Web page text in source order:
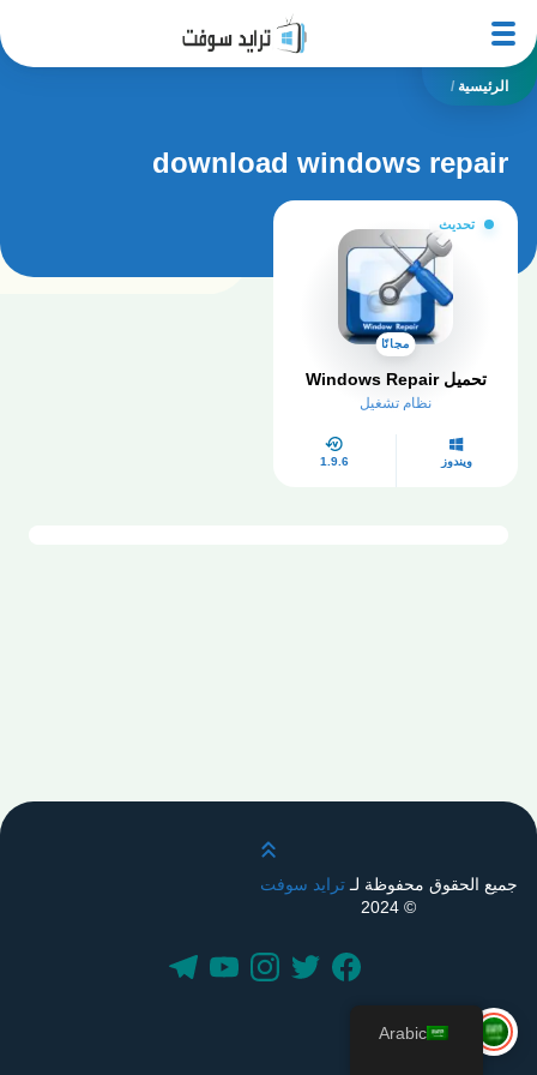
الرئيسية /
download windows repair
تحديث
مجانًا
تحميل Windows Repair
نظام تشغيل
ويندوز 1.9.6
قم بالتمرير لأعلى
جميع الحقوق محفوظة لـترايد سوفت
© 2024
Arabic